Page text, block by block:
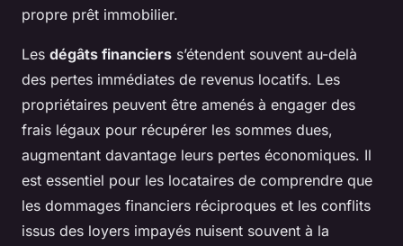
propre prêt immobilier.
Les dégâts financiers s’étendent souvent au-delà
des pertes immédiates de revenus locatifs. Les
propriétaires peuvent être amenés à engager des
frais légaux pour récupérer les sommes dues,
augmentant davantage leurs pertes économiques. Il
est essentiel pour les locataires de comprendre que
les dommages financiers réciproques et les conflits
issus des loyers impayés nuisent souvent à la